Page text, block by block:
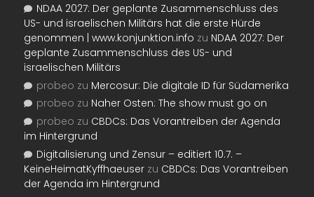
NDAA 2027: Der geplante Zusammenschluss des
US- und israelischen Militärs hat die erste Hürde
genommen | www.konjunktion.info zu NDAA 2027: Der
geplante Zusammenschluss des US- und
israelischen Militärs
probeo zu Mercosur: Die digitale ID für Südamerika
probeo zu Naher Osten: The show must go on
probeo zu CBDCs: Das Vorantreiben der Agenda
im Hintergrund
Digitalisierung und Zensur – editiert 10.7. –
KeineHeimatKyffhaeuser zu CBDCs: Das Vorantreiben
der Agenda im Hintergrund